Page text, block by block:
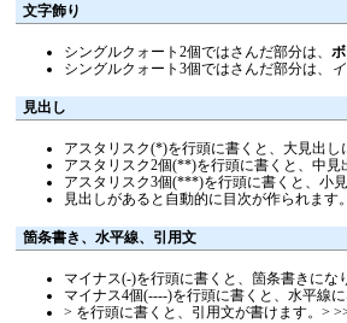
文字飾り
シングルクォート2個ではさんだ部分は、
シングルクォート3個ではさんだ部分は、
見出し
アスタリスク(*)を行頭に書くと、大見出し
アスタリスク2個(**)を行頭に書くと、中見
アスタリスク3個(***)を行頭に書くと、小見
見出しがあると自動的に目次が作られます。
箇条書き、水平線、引用文
マイナス(-)を行頭に書くと、箇条書きにな
マイナス4個(----)を行頭に書くと、水平線に
> を行頭に書くと、引用文が書けます。>